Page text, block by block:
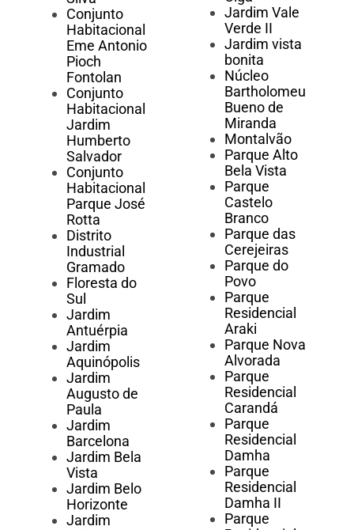
Conjunto
Habitacional
Eme Antonio
Pioch
Fontolan
Conjunto
Habitacional
Jardim
Humberto
Salvador
Conjunto
Habitacional
Parque José
Rotta
Distrito
Industrial
Gramado
Floresta do
Sul
Jardim
Antuérpia
Jardim
Aquinópolis
Jardim
Augusto de
Paula
Jardim
Barcelona
Jardim Bela
Vista
Jardim Belo
Horizonte
Jardim
Jardim Vale
Verde II
Jardim vista
bonita
Núcleo
Bartholomeu
Bueno de
Miranda
Montalvão
Parque Alto
Bela Vista
Parque
Castelo
Branco
Parque das
Cerejeiras
Parque do
Povo
Parque
Residencial
Araki
Parque Nova
Alvorada
Parque
Residencial
Carandá
Parque
Residencial
Damha
Parque
Residencial
Damha II
Parque